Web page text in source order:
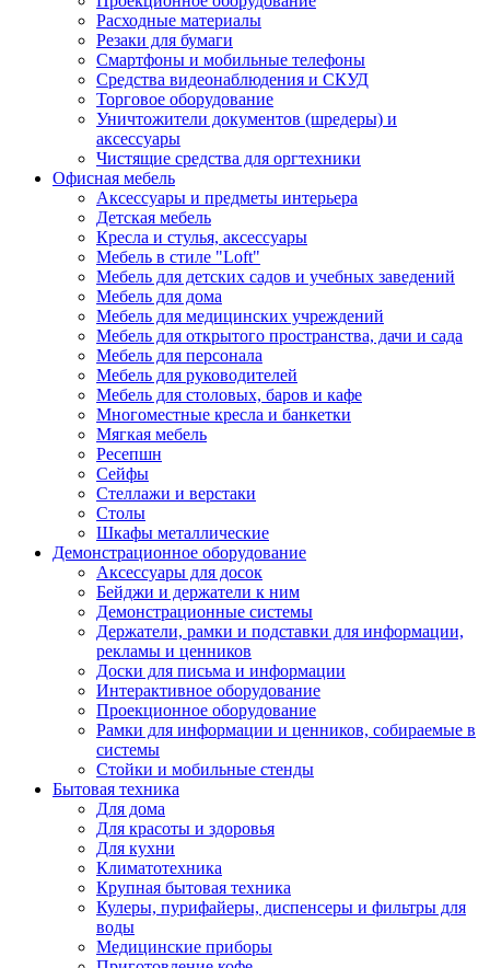
Расходные материалы
Резаки для бумаги
Смартфоны и мобильные телефоны
Средства видеонаблюдения и СКУД
Торговое оборудование
Уничтожители документов (шредеры) и
аксессуары
Чистящие средства для оргтехники
Офисная мебель
Аксессуары и предметы интерьера
Детская мебель
Кресла и стулья, аксессуары
Мебель в стиле "Loft"
Мебель для детских садов и учебных заведений
Мебель для дома
Мебель для медицинских учреждений
Мебель для открытого пространства, дачи и сада
Мебель для персонала
Мебель для руководителей
Мебель для столовых, баров и кафе
Многоместные кресла и банкетки
Мягкая мебель
Ресепшн
Сейфы
Стеллажи и верстаки
Столы
Шкафы металлические
Демонстрационное оборудование
Аксессуары для досок
Бейджи и держатели к ним
Демонстрационные системы
Держатели, рамки и подставки для информации,
рекламы и ценников
Доски для письма и информации
Интерактивное оборудование
Проекционное оборудование
Рамки для информации и ценников, собираемые в
системы
Стойки и мобильные стенды
Бытовая техника
Для дома
Для красоты и здоровья
Для кухни
Климатотехника
Крупная бытовая техника
Кулеры, пурифайеры, диспенсеры и фильтры для
воды
Медицинские приборы